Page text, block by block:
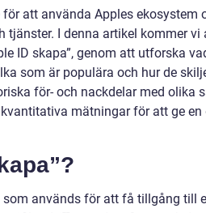
att använda Apples ekosystem
I denna artikel kommer vi
ID skapa”, genom att utforska
som är populära och hur de
för- och nackdelar med olika
mätningar för att ge en
används för att få tillgång till